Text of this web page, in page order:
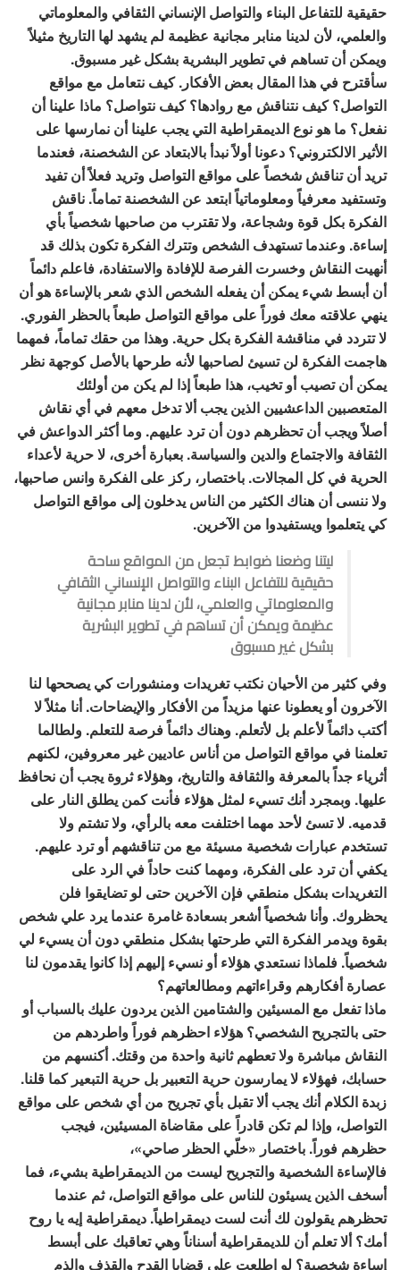
حقيقية للتفاعل البناء والتواصل الإنساني الثقافي والمعلوماتي
والعلمي، لأن لدينا منابر مجانية عظيمة لم يشهد لها التاريخ مثيلاً
ويمكن أن تساهم في تطوير البشرية بشكل غير مسبوق.
سأقترح في هذا المقال بعض الأفكار. كيف نتعامل مع مواقع
التواصل؟ كيف نتناقش مع روادها؟ كيف نتواصل؟ ماذا علينا أن
نفعل؟ ما هو نوع الديمقراطية التي يجب علينا أن نمارسها على
الأثير الالكتروني؟ دعونا أولاً نبدأ بالابتعاد عن الشخصنة، فعندما
تريد أن تناقش شخصاً على مواقع التواصل وتريد فعلاً أن تفيد
وتستفيد معرفياً ومعلوماتياً ابتعد عن الشخصنة تماماً. ناقش
الفكرة بكل قوة وشجاعة، ولا تقترب من صاحبها شخصياً بأي
إساءة. وعندما تستهدف الشخص وتترك الفكرة تكون بذلك قد
أنهيت النقاش وخسرت الفرصة للإفادة والاستفادة، فاعلم دائماً
أن أبسط شيء يمكن أن يفعله الشخص الذي شعر بالإساءة هو أن
ينهي علاقته معك فوراً على مواقع التواصل طبعاً بالحظر الفوري.
لا تتردد في مناقشة الفكرة بكل حرية. وهذا من حقك تماماً، فمهما
هاجمت الفكرة لن تسيئ لصاحبها لأنه طرحها بالأصل كوجهة نظر
يمكن أن تصيب أو تخيب، هذا طبعاً إذا لم يكن من أولئك
المتعصبين الداعشيين الذين يجب ألا تدخل معهم في أي نقاش
أصلاً ويجب أن تحظرهم دون أن ترد عليهم. وما أكثر الدواعش في
الثقافة والاجتماع والدين والسياسة. بعبارة أخرى، لا حرية لأعداء
الحرية في كل المجالات. باختصار، ركز على الفكرة وانس صاحبها،
ولا ننسى أن هناك الكثير من الناس يدخلون إلى مواقع التواصل
كي يتعلموا ويستفيدوا من الآخرين.
ليتنا وضعنا ضوابط تجعل من المواقع ساحة
حقيقية للتفاعل البناء والتواصل الإنساني الثقافي
والمعلوماتي والعلمي، لأن لدينا منابر مجانية
عظيمة ويمكن أن تساهم في تطوير البشرية
بشكل غير مسبوق
وفي كثير من الأحيان نكتب تغريدات ومنشورات كي يصححها لنا
الآخرون أو يعطونا عنها مزيداً من الأفكار والإيضاحات. أنا مثلاً لا
أكتب دائماً لأعلم بل لأتعلم. وهناك دائماً فرصة للتعلم. ولطالما
تعلمنا في مواقع التواصل من أناس عاديين غير معروفين، لكنهم
أثرياء جداً بالمعرفة والثقافة والتاريخ، وهؤلاء ثروة يجب أن نحافظ
عليها. وبمجرد أنك تسيء لمثل هؤلاء فأنت كمن يطلق النار على
قدميه. لا تسئ لأحد مهما اختلفت معه بالرأي، ولا تشتم ولا
تستخدم عبارات شخصية مسيئة مع من تناقشهم أو ترد عليهم.
يكفي أن ترد على الفكرة، ومهما كنت حاداً في الرد على
التغريدات بشكل منطقي فإن الآخرين حتى لو تضايقوا فلن
يحظروك. وأنا شخصياً أشعر بسعادة غامرة عندما يرد علي شخص
بقوة ويدمر الفكرة التي طرحتها بشكل منطقي دون أن يسيء لي
شخصياً. فلماذا نستعدي هؤلاء أو نسيء إليهم إذا كانوا يقدمون لنا
عصارة أفكارهم وقراءاتهم ومطالعاتهم؟
ماذا تفعل مع المسيئين والشتامين الذين يردون عليك بالسباب أو
حتى بالتجريح الشخصي؟ هؤلاء احظرهم فوراً واطردهم من
النقاش مباشرة ولا تعطهم ثانية واحدة من وقتك. أكنسهم من
حسابك، فهؤلاء لا يمارسون حرية التعبير بل حرية التبعير كما قلنا.
زبدة الكلام أنك يجب ألا تقبل بأي تجريح من أي شخص على مواقع
التواصل، وإذا لم تكن قادراً على مقاضاة المسيئين، فيجب
حظرهم فوراً. باختصار «خلّي الحظر صاحي»،
فالإساءة الشخصية والتجريح ليست من الديمقراطية بشيء، فما
أسخف الذين يسيئون للناس على مواقع التواصل، ثم عندما
تحظرهم يقولون لك أنت لست ديمقراطياً. ديمقراطية إيه يا روح
أمك؟ ألا تعلم أن للديمقراطية أسناناً وهي تعاقبك على أبسط
إساءة شخصية؟ لو اطلعت على قضايا القدح والقذف والذم